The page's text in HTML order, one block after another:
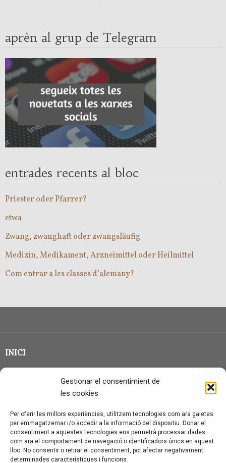
Gestionar el consentimient de
les cookies
Per oferir les millors experiències, utilitzem tecnologies com ara galetes
per emmagatzemar i/o accedir a la informació del dispositiu. Donar el
consentiment a aquestes tecnologies ens permetrà processar dades
com ara el comportament de navegació o identificadors únics en aquest
lloc. No consentir o retirar el consentiment, pot afectar negativament
determinades característiques i funcions.
aprèn al grup de Telegram
entrades recents al bloc
Priester oder Pfarrer?
etwa
Zwang, zwanghaft oder zwangsläufig
Medizin, Medikament, Arzneimittel oder Heilmittel
Com entrar a les classes d’alemany?
INICI
CLASSE EN GRUP
QUI SOC?
CONTACTE
AVÍS LEGAL I PROTECCIÓ DE DADES